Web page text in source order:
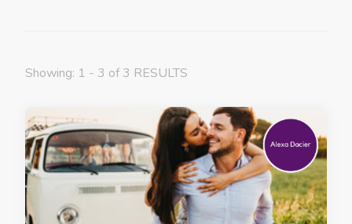
Showing: 1 - 3 of 3 RESULTS